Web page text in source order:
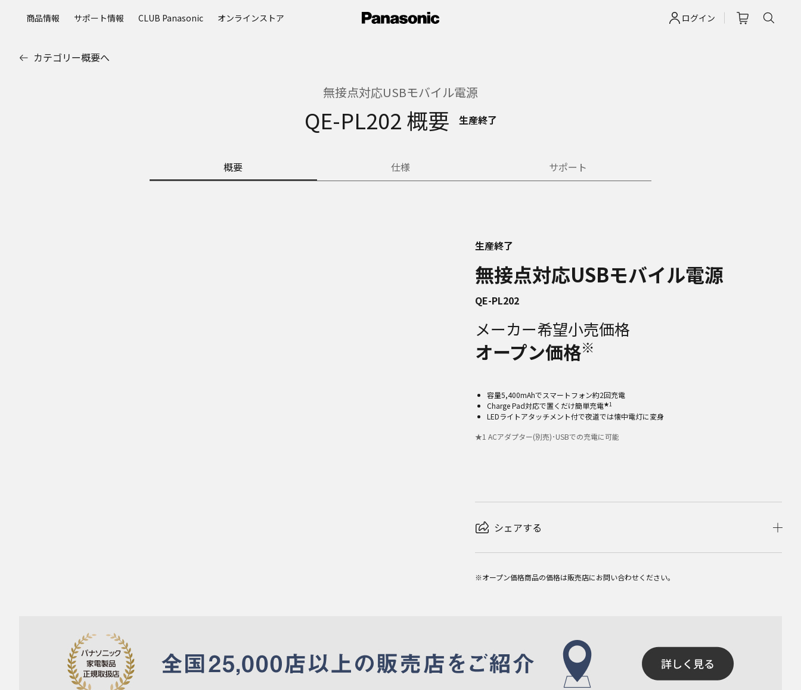
ログイン
商品情報 サポート情報 CLUB Panasonic オンラインストア
カテゴリー概要へ
無接点対応USBモバイル電源
QE-PL202 概要 生産終了
概要 仕様 サポート
生産終了
無接点対応USBモバイル電源
QE-PL202
メーカー希望小売価格
オープン価格※
容量5,400mAhでスマートフォン約2回充電
Charge Pad対応で置くだけ簡単充電★1
LEDライトアタッチメント付で夜道では懐中電灯に変身
★1 ACアダプター(別売)･USBでの充電に可能
シェアする
※オープン価格商品の価格は販売店にお問い合わせください。